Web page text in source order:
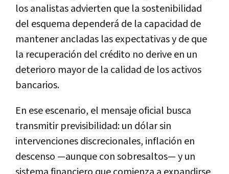
los analistas advierten que la sostenibilidad
del esquema dependerá de la capacidad de
mantener ancladas las expectativas y de que
la recuperación del crédito no derive en un
deterioro mayor de la calidad de los activos
bancarios.
En ese escenario, el mensaje oficial busca
transmitir previsibilidad: un dólar sin
intervenciones discrecionales, inflación en
descenso —aunque con sobresaltos— y un